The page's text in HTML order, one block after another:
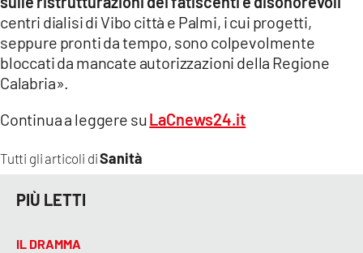
LACAPITALENEWS.IT
App
Tutti gli articoli diSanità
centri dialisi di Vibo città e Palmi, i cui progetti,
seppure pronti da tempo, sono colpevolmente
bloccati da mancate autorizzazioni della Regione
Calabria».
Continua a leggere suLaCnews24.it
PIÙ LETTI
IL DRAMMA